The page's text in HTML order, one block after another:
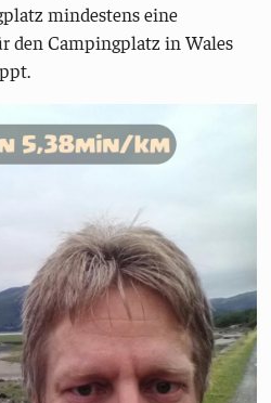
mindestens eine
den Campingplatz in Wales